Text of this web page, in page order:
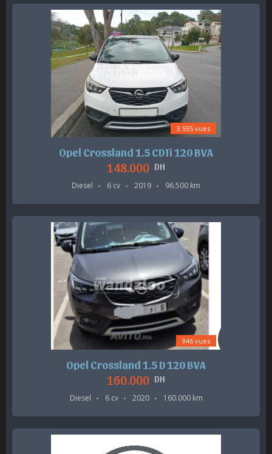
3.555 vues
Opel Crossland 1.5 CDTi 120 BVA
148.000 DH
Diesel 6 cv 2019 96.500 km
946 vues
Opel Crossland 1.5 D 120 BVA
160.000 DH
Diesel 6 cv 2020 160.000 km